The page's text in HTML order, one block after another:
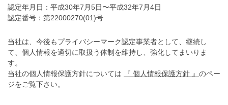
認定年月日：平成30年7月5日〜平成32年7月4日
認定番号：第22000270(01)号
当社は、今後もプライバシーマーク認定事業者として、継続し
て、個人情報を適切に取扱う体制を維持し、強化してまいりま
す。
当社の個人情報保護方針については
『 個人情報保護方針 』 のペー
ジをご覧下さい。